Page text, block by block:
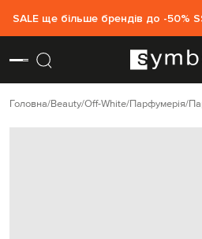
SALE ще більше брендів до -50%
Головна Beauty Off-White Парфумерія